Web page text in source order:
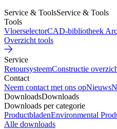
Service & ToolsService & Tools
Tools
VloerselectorCAD-bibliotheek
Overzicht tools
Service
RetoursysteemConstructie
Contact
Neem contact met ons opNieuws
DownloadsDownloads
Downloads per categorie
ProductbladenEnvironmental
Alle downloads